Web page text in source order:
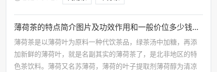
薄荷茶的特点简介图片及功效作用和一般价位多少钱一斤
薄荷茶是以薄荷叶为原料一种代饮茶品，绿茶汤中加糖，再添
加新鲜的薄荷叶，就是名副其实的薄荷茶了，是北非地区的特
色茶饮料。薄荷又名苏薄荷，薄荷的叶子提取剂薄荷醇为清凉